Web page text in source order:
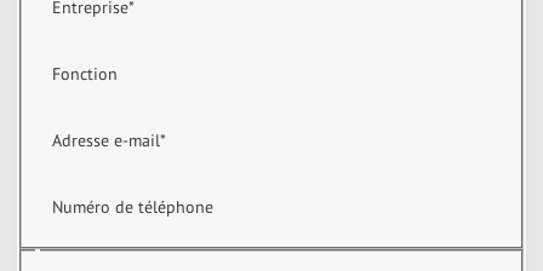
Entreprise*
Fonction
Adresse e-mail*
Numéro de téléphone